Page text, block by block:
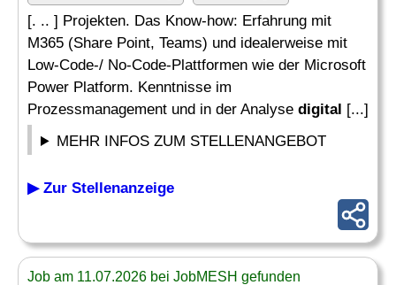
[. .. ] Projekten. Das Know-how: Erfahrung mit
M365 (Share Point, Teams) und idealerweise mit
Low-Code-/ No-Code-Plattformen wie der Microsoft
Power Platform. Kenntnisse im
Prozessmanagement und in der Analyse digital [...]
MEHR INFOS ZUM STELLENANGEBOT
▶ Zur Stellenanzeige
Job am 11.07.2026 bei JobMESH gefunden